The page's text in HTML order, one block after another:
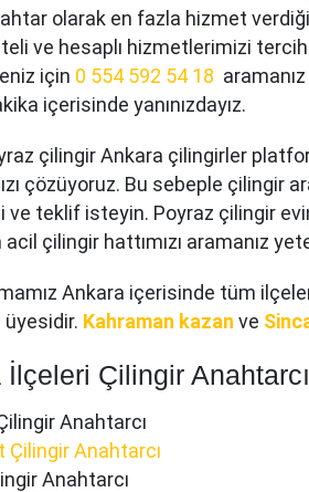
olarak en fazla hizmet
ve hesaplı hizmetlerimizi
için 0 554 592 54 18
içerisinde yanınızdayız.
çilingir Ankara çilingirler
çözüyoruz. Bu sebeple çilingir
ve teklif isteyin. Poyraz çilingir
çilingir hattımızı aramanız
Ankara içerisinde tüm
üyesidir. Kahraman kazan ve
İlçeleri Çilingir
Anahtarcı
Çilingir Anahtarcı
Anahtarcı